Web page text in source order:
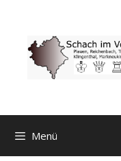
springen
Menü